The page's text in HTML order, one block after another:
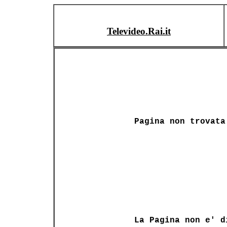
Televideo.Rai.it
Pagina non trovata
La Pagina non e'